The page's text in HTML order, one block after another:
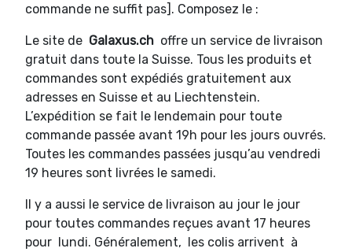
commande ne suffit pas]. Composez le :
Le site de Galaxus.ch offre un service de livraison
gratuit dans toute la Suisse. Tous les produits et
commandes sont expédiés gratuitement aux
adresses en Suisse et au Liechtenstein.
L’expédition se fait le lendemain pour toute
commande passée avant 19h pour les jours ouvrés.
Toutes les commandes passées jusqu’au vendredi
19 heures sont livrées le samedi.
Il y a aussi le service de livraison au jour le jour
pour toutes commandes reçues avant 17 heures
pour lundi. Généralement, les colis arrivent à